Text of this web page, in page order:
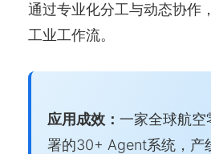
通过专业化分工与动态协作
工业工作流。
应用成效： 一家全球航空
署的30+ Agent系统，产